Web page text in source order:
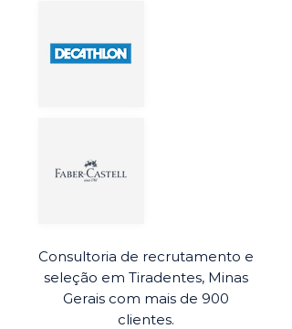
Consultoria de recrutamento e
seleção em Tiradentes, Minas
Gerais com mais de 900
clientes.